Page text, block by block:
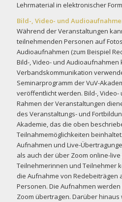
Lehrmaterial in elektronischer
Bild-, Video- und
Während der Veranstaltungen
teilnehmenden Personen auf
Audioaufnahmen (zum Beispiel
Bild-, Video- und Audioaufnahmen
Verbandskommunikation
Seminarprogramm der VuV-
veröffentlicht werden. Bild-,
Rahmen der Veranstaltungen
des Veranstaltungs- und
Akademie, das die oben
Teilnahmemöglichkeiten
Aufnahmen und Live-
als auch der über Zoom online-
Teilnehmerinnen und Teilnehmer
die Aufnahme von Redebeiträgen
Personen. Die Aufnahmen
Zoom übertragen. Darüber